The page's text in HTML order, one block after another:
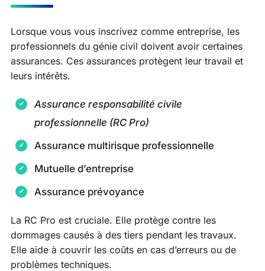
Lorsque vous vous inscrivez comme entreprise, les
professionnels du génie civil doivent avoir certaines
assurances. Ces assurances protègent leur travail et
leurs intérêts.
Assurance responsabilité civile
professionnelle (RC Pro)
Assurance multirisque professionnelle
Mutuelle d’entreprise
Assurance prévoyance
La RC Pro est cruciale. Elle protège contre les
dommages causés à des tiers pendant les travaux.
Elle aide à couvrir les coûts en cas d’erreurs ou de
problèmes techniques.